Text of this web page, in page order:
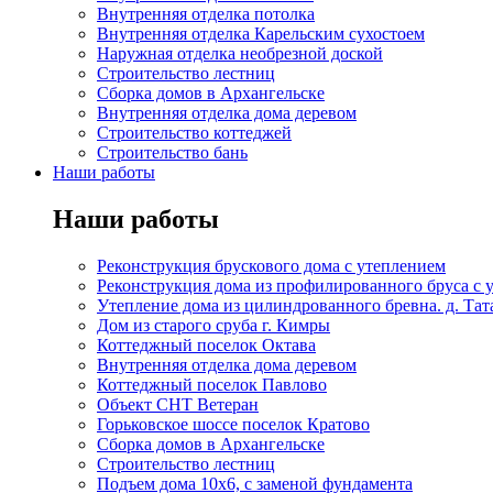
Внутренняя отделка потолка
Внутренняя отделка Карельским сухостоем
Наружная отделка необрезной доской
Строительство лестниц
Сборка домов в Архангельске
Внутренняя отделка дома деревом
Строительство коттеджей
Строительство бань
Наши работы
Наши работы
Реконструкция брускового дома с утеплением
Реконструкция дома из профилированного бруса с
Утепление дома из цилиндрованного бревна. д.
Дом из старого сруба г. Кимры
Коттеджный поселок Октава
Внутренняя отделка дома деревом
Коттеджный поселок Павлово
Объект СНТ Ветеран
Горьковское шоссе поселок Кратово
Сборка домов в Архангельске
Строительство лестниц
Подъем дома 10х6, с заменой фундамента